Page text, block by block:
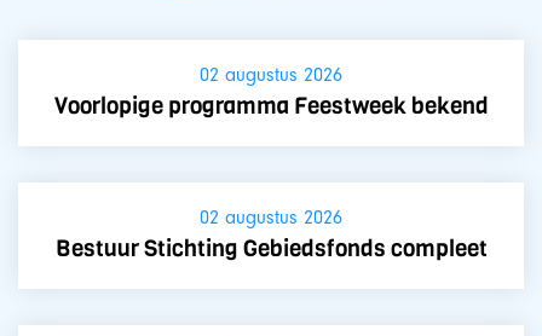
02 augustus 2026
Voorlopige programma Feestweek bekend
02 augustus 2026
Bestuur Stichting Gebiedsfonds compleet